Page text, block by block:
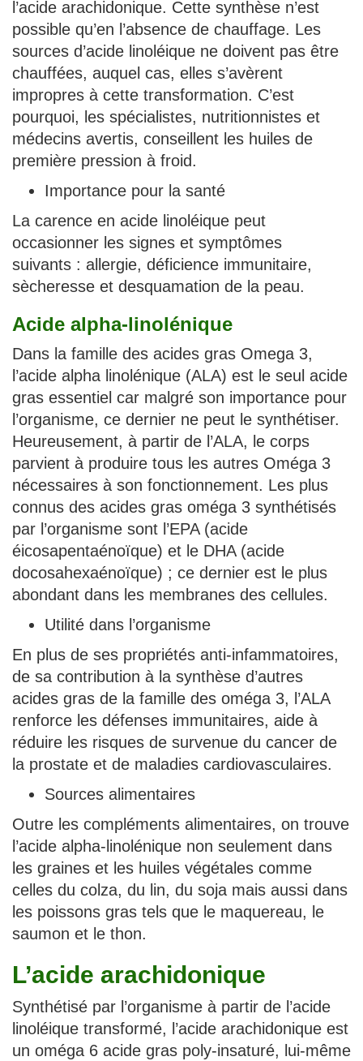
l’acide arachidonique. Cette synthèse n’est
possible qu’en l’absence de chauffage. Les
sources d’acide linoléique ne doivent pas être
chauffées, auquel cas, elles s’avèrent
impropres à cette transformation. C’est
pourquoi, les spécialistes, nutritionnistes et
médecins avertis, conseillent les huiles de
première pression à froid.
Importance pour la santé
La carence en acide linoléique peut
occasionner les signes et symptômes
suivants : allergie, déficience immunitaire,
sècheresse et desquamation de la peau.
Acide alpha-linolénique
Dans la famille des acides gras Omega 3,
l’acide alpha linolénique (ALA) est le seul acide
gras essentiel car malgré son importance pour
l’organisme, ce dernier ne peut le synthétiser.
Heureusement, à partir de l’ALA, le corps
parvient à produire tous les autres Oméga 3
nécessaires à son fonctionnement. Les plus
connus des acides gras oméga 3 synthétisés
par l’organisme sont l’EPA (acide
éicosapentaénoïque) et le DHA (acide
docosahexaénoïque) ; ce dernier est le plus
abondant dans les membranes des cellules.
Utilité dans l’organisme
En plus de ses propriétés anti-infammatoires,
de sa contribution à la synthèse d’autres
acides gras de la famille des oméga 3, l’ALA
renforce les défenses immunitaires, aide à
réduire les risques de survenue du cancer de
la prostate et de maladies cardiovasculaires.
Sources alimentaires
Outre les compléments alimentaires, on trouve
l’acide alpha-linolénique non seulement dans
les graines et les huiles végétales comme
celles du colza, du lin, du soja mais aussi dans
les poissons gras tels que le maquereau, le
saumon et le thon.
L’acide arachidonique
Synthétisé par l’organisme à partir de l’acide
linoléique transformé, l’acide arachidonique est
un oméga 6 acide gras poly-insaturé, lui-même